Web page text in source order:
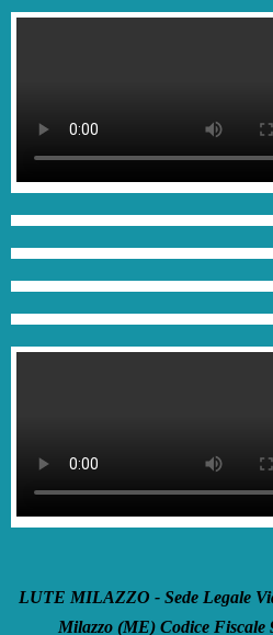
LUTE MILAZZO - Sede Legale
Milazzo (ME) Codice Fiscale